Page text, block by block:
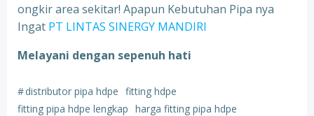
ongkir area sekitar! Apapun Kebutuhan Pipa nya
Ingat PT LINTAS SINERGY MANDIRI
Melayani dengan sepenuh hati
#distributor pipa hdpe fitting hdpe
fitting pipa hdpe lengkap harga fitting pipa hdpe